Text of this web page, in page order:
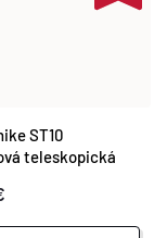
ST10
teleskopická